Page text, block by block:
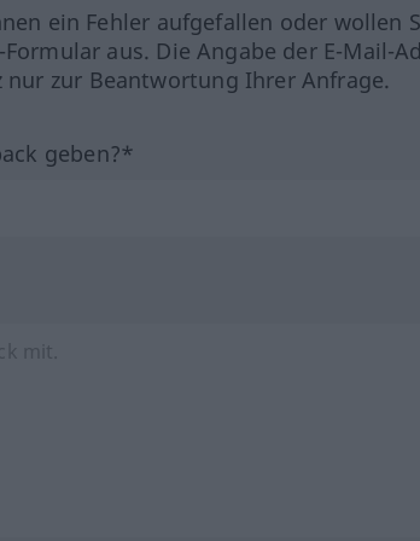
ein Fehler aufgefallen oder wollen
aus. Die Angabe der E-Mail-
zur Beantwortung Ihrer Anfrage.
geben?*